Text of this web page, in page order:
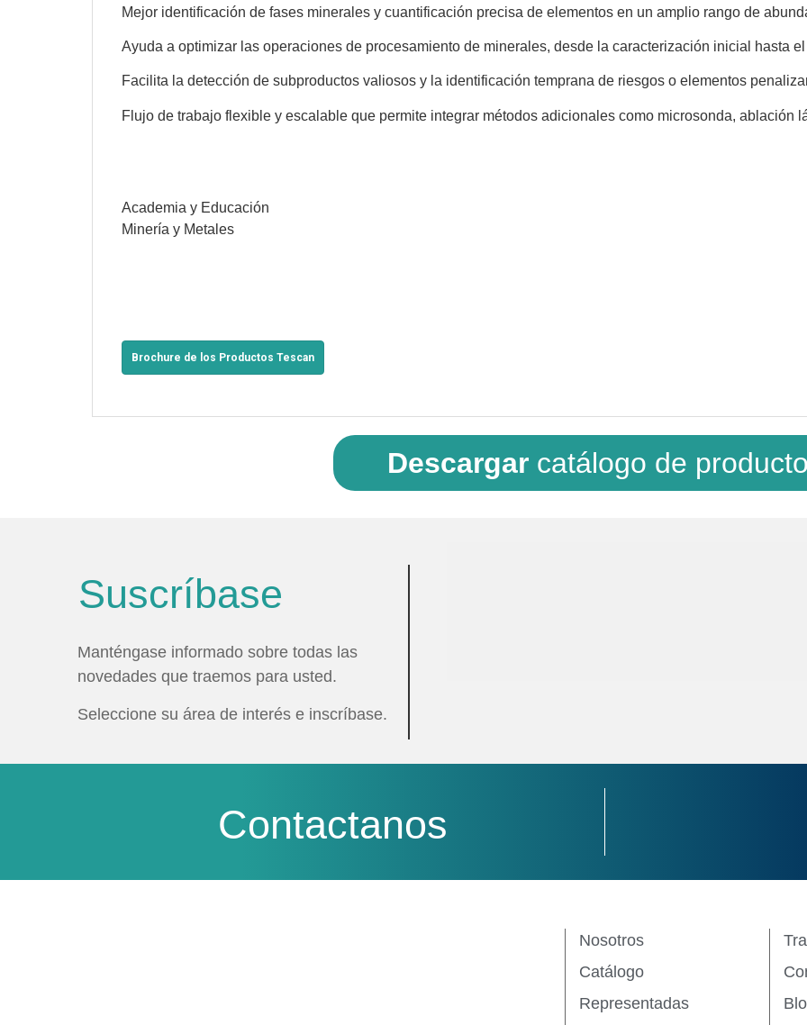
Mejor identificación de fases minerales y cuantificación precisa de elementos en un amplio rango de
Ayuda a optimizar las operaciones de procesamiento de minerales, desde la caracterización inicial hasta
Facilita la detección de subproductos valiosos y la identificación temprana de riesgos o elementos
Flujo de trabajo flexible y escalable que permite integrar métodos adicionales como microsonda, ablación
Academia y Educación
Minería y Metales
Brochure de los Productos Tescan
Descargar catálogo de
Suscríbase
Manténgase informado sobre todas las
novedades que traemos para usted.
Seleccione su área de interés e inscríbase.
Contactanos
Nosotros
Catálogo
Representadas